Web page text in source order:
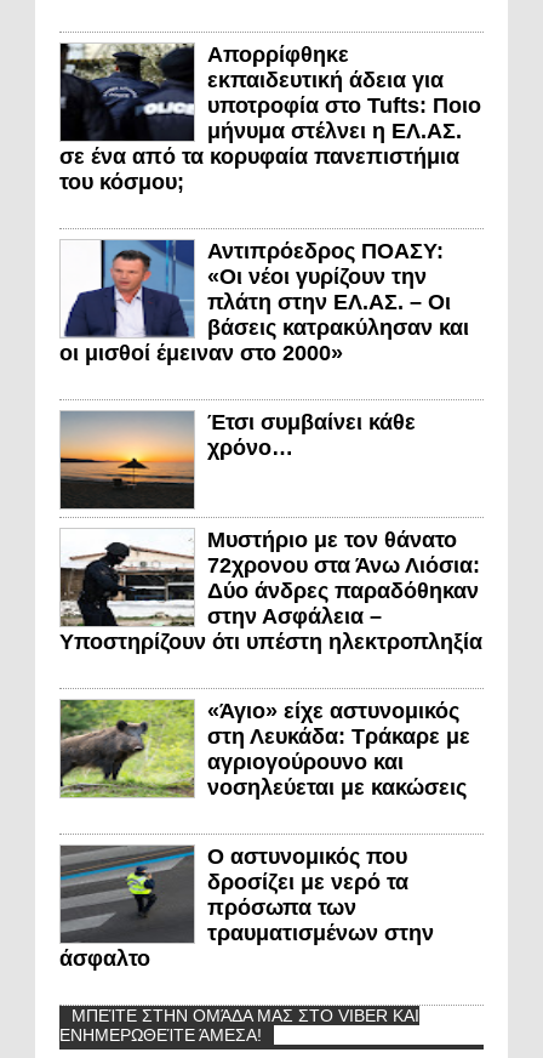
Απορρίφθηκε
εκπαιδευτική άδεια για
υποτροφία στο Tufts: Ποιο
μήνυμα στέλνει η ΕΛ.ΑΣ.
σε ένα από τα κορυφαία πανεπιστήμια
του κόσμου;
Αντιπρόεδρος ΠΟΑΣΥ:
«Οι νέοι γυρίζουν την
πλάτη στην ΕΛ.ΑΣ. – Οι
βάσεις κατρακύλησαν και
οι μισθοί έμειναν στο 2000»
Έτσι συμβαίνει κάθε
χρόνο…
Μυστήριο με τον θάνατο
72χρονου στα Άνω Λιόσια:
Δύο άνδρες παραδόθηκαν
στην Ασφάλεια –
Υποστηρίζουν ότι υπέστη ηλεκτροπληξία
«Άγιο» είχε αστυνομικός
στη Λευκάδα: Τράκαρε με
αγριογούρουνο και
νοσηλεύεται με κακώσεις
Ο αστυνομικός που
δροσίζει με νερό τα
πρόσωπα των
τραυματισμένων στην
άσφαλτο
ΜΠΕΊΤΕ ΣΤΗΝ ΟΜΆΔΑ ΜΑΣ ΣΤΟ VIBER ΚΑΙ
ΕΝΗΜΕΡΩΘΕΊΤΕ ΆΜΕΣΑ!